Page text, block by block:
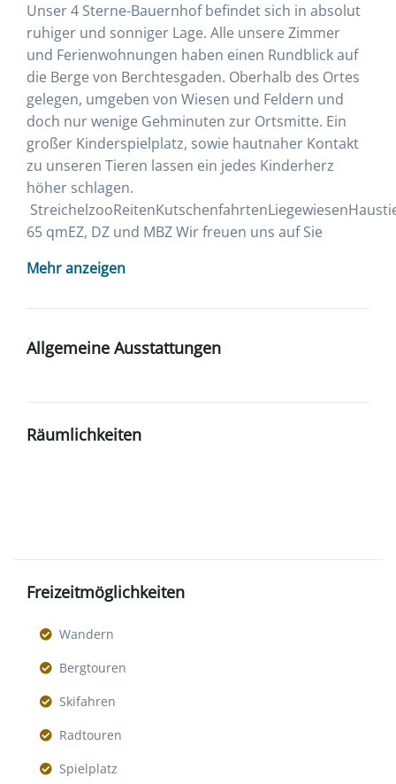
Unser 4 Sterne-Bauernhof befindet sich in absolut
ruhiger und sonniger Lage. Alle unsere Zimmer
und Ferienwohnungen haben einen Rundblick auf
die Berge von Berchtesgaden. Oberhalb des Ortes
gelegen, umgeben von Wiesen und Feldern und
doch nur wenige Gehminuten zur Ortsmitte. Ein
großer Kinderspielplatz, sowie hautnaher Kontakt
zu unseren Tieren lassen ein jedes Kinderherz
höher schlagen.
65 qmEZ, DZ und MBZ Wir freuen uns auf Sie
Mehr anzeigen
Allgemeine Ausstattungen
Räumlichkeiten
Freizeitmöglichkeiten
Wandern
Bergtouren
Skifahren
Radtouren
Spielplatz